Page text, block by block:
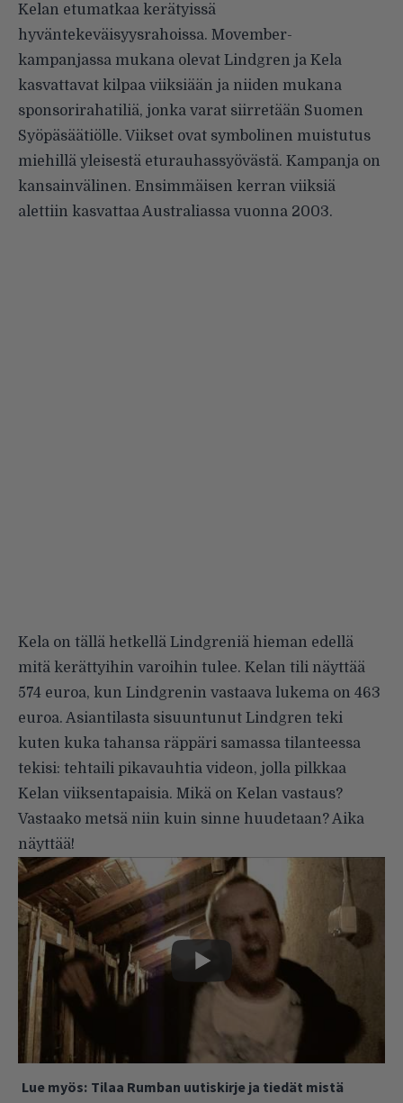
Kelan etumatkaa kerätyissä
hyväntekeväisyysrahoissa. Movember-
kampanjassa mukana olevat Lindgren ja Kela
kasvattavat kilpaa viiksiään ja niiden mukana
sponsorirahatiliä, jonka varat siirretään Suomen
Syöpäsäätiölle. Viikset ovat symbolinen muistutus
miehillä yleisestä eturauhassyövästä. Kampanja on
kansainvälinen. Ensimmäisen kerran viiksiä
alettiin kasvattaa Australiassa vuonna 2003.
Kela on tällä hetkellä Lindgreniä hieman edellä
mitä kerättyihin varoihin tulee. Kelan tili näyttää
574 euroa, kun Lindgrenin vastaava lukema on 463
euroa. Asiantilasta sisuuntunut Lindgren teki
kuten kuka tahansa räppäri samassa tilanteessa
tekisi: tehtaili pikavauhtia videon, jolla pilkkaa
Kelan viiksentapaisia. Mikä on Kelan vastaus?
Vastaako metsä niin kuin sinne huudetaan? Aika
näyttää!
Lue myös: Tilaa Rumban uutiskirje ja tiedät mistä